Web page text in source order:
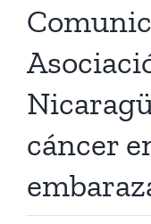
cáncer